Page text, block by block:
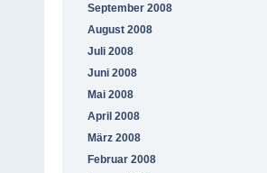
September 2008
August 2008
Juli 2008
Juni 2008
Mai 2008
April 2008
März 2008
Februar 2008